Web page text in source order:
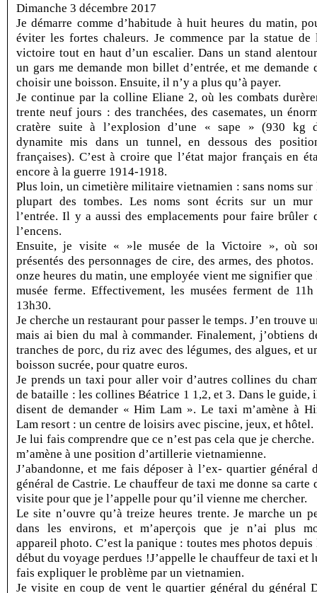
Dimanche 3 décembre 2017
Je démarre comme d’habitude à huit heures du matin,
éviter les fortes chaleurs. Je commence par la statue de
victoire tout en haut d’un escalier. Dans un stand
un gars me demande mon billet d’entrée, et me demande
choisir une boisson. Ensuite, il n’y a plus qu’à payer.
Je continue par la colline Eliane 2, où les combats
trente neuf jours : des tranchées, des casemates, un
cratère suite à l’explosion d’une « sape » (930 kg
dynamite mis dans un tunnel, en dessous des
françaises). C’est à croire que l’état major français en
encore à la guerre 1914-1918.
Plus loin, un cimetière militaire vietnamien : sans noms sur
plupart des tombes. Les noms sont écrits sur un mur
l’entrée. Il y a aussi des emplacements pour faire brûler
l’encens.
Ensuite, je visite « »le musée de la Victoire », où
présentés des personnages de cire, des armes, des photos.
onze heures du matin, une employée vient me signifier que
musée ferme. Effectivement, les musées ferment de
13h30.
Je cherche un restaurant pour passer le temps. J’en trouve
mais ai bien du mal à commander. Finalement, j’obtiens
tranches de porc, du riz avec des légumes, des algues, et
boisson sucrée, pour quatre euros.
Je prends un taxi pour aller voir d’autres collines du
de bataille : les collines Béatrice 1 1,2, et 3. Dans le guide,
disent de demander « Him Lam ». Le taxi m’amène à
Lam resort : un centre de loisirs avec piscine, jeux, et hôtel.
Je lui fais comprendre que ce n’est pas cela que je
m’amène à une position d’artillerie vietnamienne.
J’abandonne, et me fais déposer à l’ex- quartier général
général de Castrie. Le chauffeur de taxi me donne sa carte
visite pour que je l’appelle pour qu’il vienne me chercher.
Le site n’ouvre qu’à treize heures trente. Je marche un
dans les environs, et m’aperçois que je n’ai plus
appareil photo. C’est la panique : toutes mes photos depuis
début du voyage perdues !J’appelle le chauffeur de taxi et
fais expliquer le problème par un vietnamien.
Je visite en coup de vent le quartier général du général